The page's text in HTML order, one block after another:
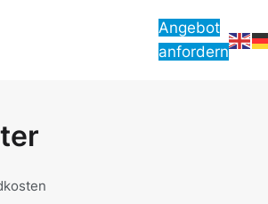
Angebot
anfordern